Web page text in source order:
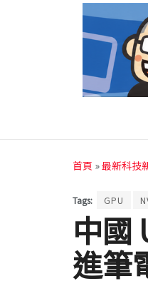
首頁 »最新科技
Tags: GPU
中國
進筆